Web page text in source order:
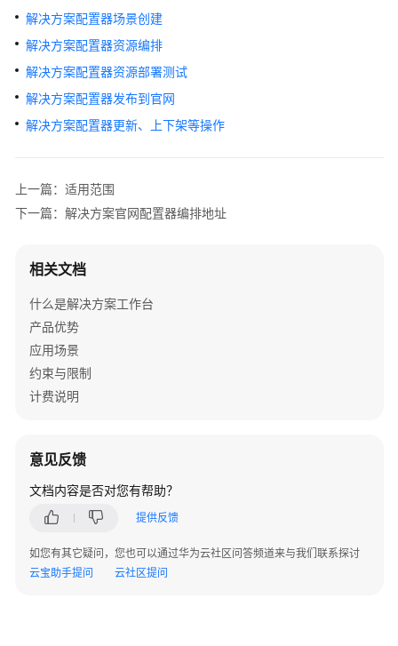
常
见
问
题
解
决
配
置
背
目
的
适
围
解
决
案
官
解决方案配置器场景创建
解决方案配置器资源编排
解决方案配置器资源部署测试
解决方案配置器发布到官网
解决方案配置器更新、上下架等操作
上一篇：适用范围
下一篇：解决方案官网配置器编排地址
相关文档
什么是解决方案工作台
产品优势
应用场景
约束与限制
计费说明
意见反馈
文档内容是否对您有帮助？
提供反馈
如您有其它疑问，您也可以通过华为云社区问答频道来与我们联系探讨
云宝助手提问
云社区提问